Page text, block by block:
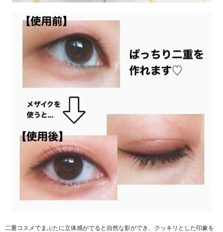
二重コスメでまぶたに立体感がでると自然な影ができ、クッキリとした印象を